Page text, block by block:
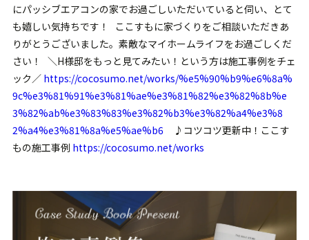
にパッシブエアコンの家でお過ごしいただいていると伺い、とて
も嬉しい気持ちです！ ここすもに家づくりをご相談いただきあ
りがとうございました。素敵なマイホームライフをお過ごしくだ
さい！ ＼H様邸をもっと見てみたい！という方は施工事例をチェ
ック／ https://cocosumo.net/works/%e5%90%b9%e6%8a%
9c%e3%81%91%e3%81%ae%e3%81%82%e3%82%8b%e
3%82%ab%e3%83%83%e3%82%b3%e3%82%a4%e3%8
2%a4%e3%81%8a%e5%ae%b6 ♪コツコツ更新中！ここす
もの施工事例 https://cocosumo.net/works